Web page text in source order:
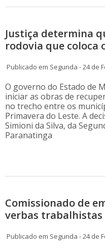
Justiça determina
rodovia que coloca
Publicado em Segunda - 24 de
O governo do Estado de
iniciar as obras de
no trecho entre os
Primavera do Leste. A
Simioni da Silva, da
Paranatinga
Comissionado de
verbas trabalhistas
Publicado em Segunda - 24 de